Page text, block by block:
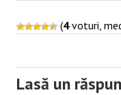
(4voturi,
Lasă un